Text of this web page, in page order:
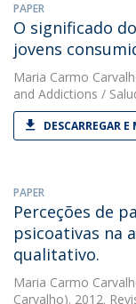
PAPER
O significado
jovens
Maria Carmo
and Addictions /
DESCARREGAR
PAPER
Perceções de
psicoativas na
qualitativo.
Maria Carmo
Carvalho). 2012.